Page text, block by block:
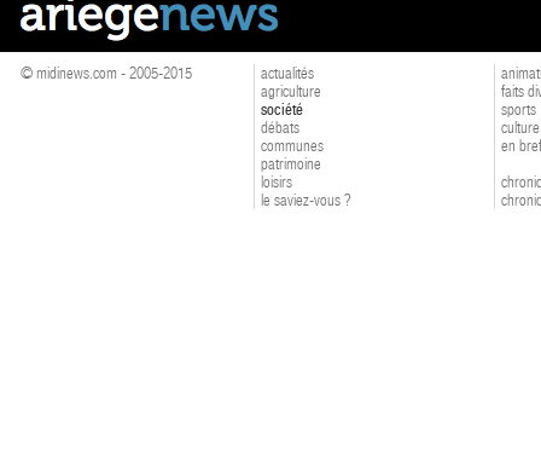
© midinews.com - 2005-2015
actualités
agriculture
société
débats
communes
patrimoine
loisirs
le saviez-vous ?
faits
sports
culture
en bref